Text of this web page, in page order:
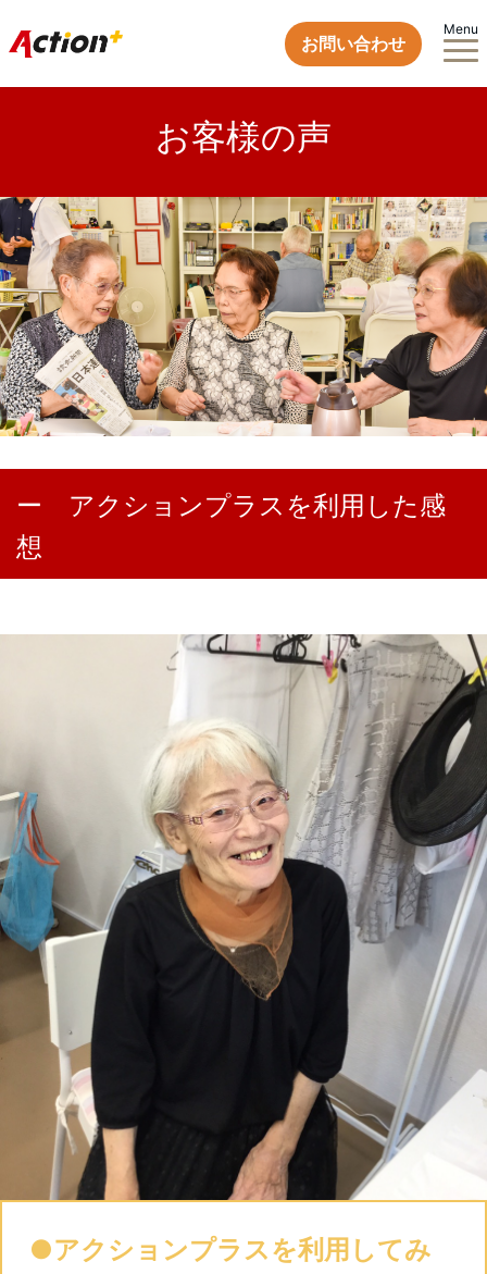
Menu
お問い合わせ
お客様の声
ー アクションプラスを利用した感
想
●アクションプラスを利用してみ